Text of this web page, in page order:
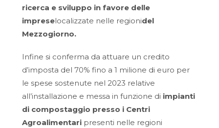
ricerca e sviluppo in favore delle
impreselocalizzate nelle regionidel
Mezzogiorno.
Infine si conferma da attuare un credito
d’imposta del 70% fino a 1 milione di euro per
le spese sostenute nel 2023 relative
all’installazione e messa in funzione di impianti
di compostaggio presso i Centri
Agroalimentari presenti nelle regioni